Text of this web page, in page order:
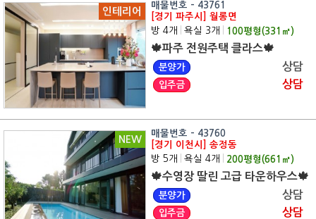
인테리어
매물번호 - 43761
[경기 파주시] 월롱면
방 4개
욕실 3개 100평형(331 ㎡)
🍁파주 전원주택 클라스🍁
분양가 상담
입주금 상담
NEW
매물번호 - 43760
[경기 이천시] 송정동
방 5개
욕실 4개 200평형(661 ㎡)
🍁수영장 딸린 고급 타운하우스🍁
분양가 상담
입주금 상담